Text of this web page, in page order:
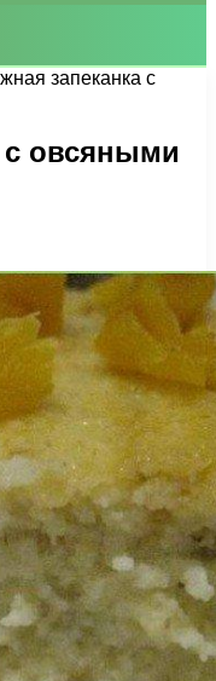
запеканка с
с овсяными